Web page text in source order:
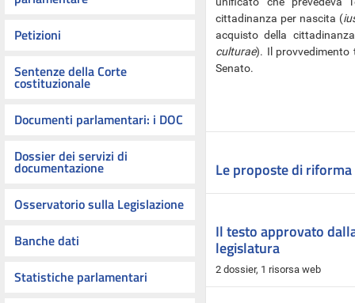
Petizioni
Sentenze della Corte
costituzionale
Documenti parlamentari: i DOC
Dossier dei servizi di
documentazione
Osservatorio sulla Legislazione
Banche dati
Statistiche parlamentari
cittadinanza per nascita (
acquisto della
culturae). Il
Senato.
Le proposte di
Il testo approvato
legislatura
2 dossier, 1 risorsa web